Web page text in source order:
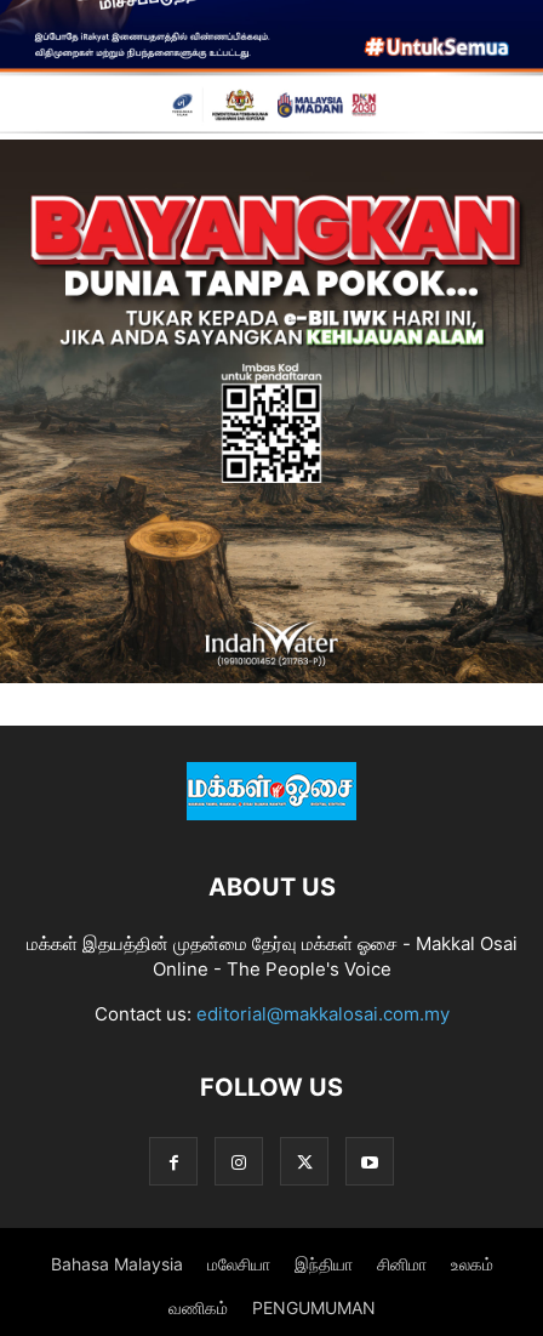
ABOUT US
மக்கள் இதயத்தின் முதன்மை தேர்வு மக்கள் ஓசை - Makkal Osai
Online - The People's Voice
Contact us: editorial@makkalosai.com.my
FOLLOW US
Bahasa Malaysia மலேசியா இந்தியா சினிமா உலகம்
வணிகம் PENGUMUMAN